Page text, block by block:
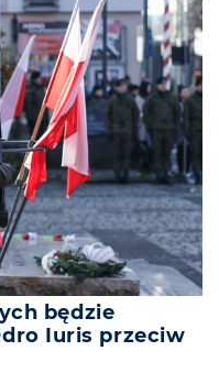
będzie
Iuris przeciw